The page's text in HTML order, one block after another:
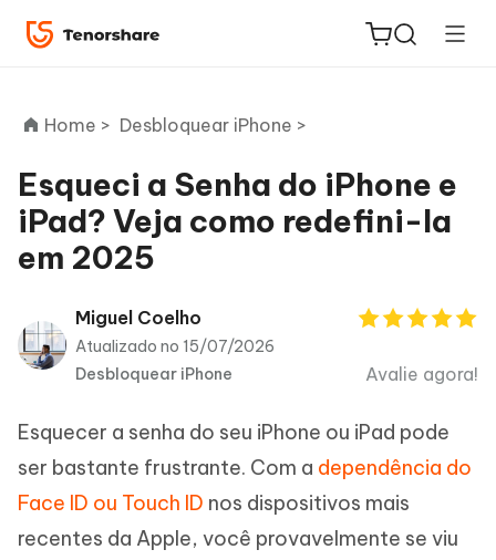
ReiBoot
for iOS
PDNob
PDF
Editor
Novo
iAnyGo
Home > Desbloquear iPhone >
Esqueci a Senha do iPhone e
iPad? Veja como redefini-la
em 2025
Miguel Coelho
Atualizado no 15/07/2026
Desbloquear iPhone
Avalie agora!
Esquecer a senha do seu iPhone ou iPad pode
ser bastante frustrante. Com a dependência do
Face ID ou Touch ID nos dispositivos mais
recentes da Apple, você provavelmente se viu